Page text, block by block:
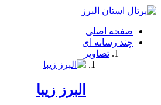
فصد
شرق
تهران
خشکشویی
صفحه اصلی
چند رسانه ای
تصاویر
البرز زیبا